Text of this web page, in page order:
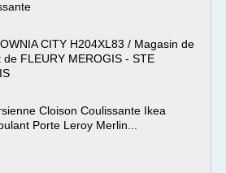
CITY H204XL83 / Magasin de
FLEURY MEROGIS - STE
Cloison Coulissante Ikea
Porte Leroy Merlin...